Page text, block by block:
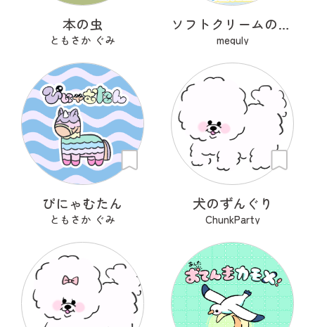
本の虫
ともさか ぐみ
ソフトクリームのあたまくん
meguly
ぴにゃむたん
ともさか ぐみ
犬のずんぐり
ChunkParty